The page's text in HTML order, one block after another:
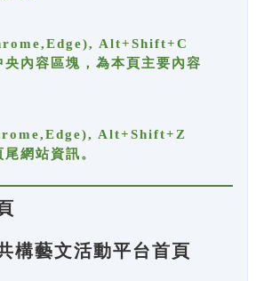
Alt+Shift+C
內容區塊，為本頁主要內容
Alt+Shift+Z
網站資訊。
構藝文活動平台首頁